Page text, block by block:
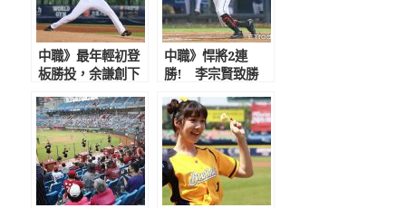
中職》最年輕初登
板勝投，余謙創下
發機會 助總給80
分好評
中職》悍將2連
勝! 李宗賢致勝
化解猿反撲